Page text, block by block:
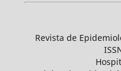
Revista de